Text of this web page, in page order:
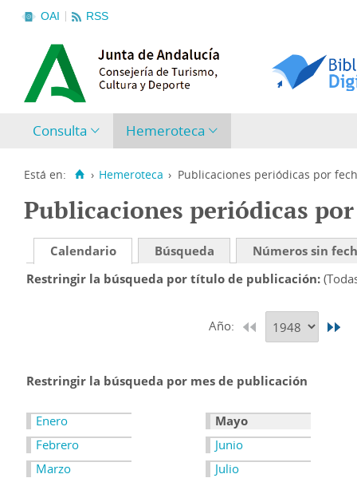
OAI RSS
Consulta Hemeroteca
Está en: › Hemeroteca › Publicaciones periódicas por
Publicaciones periódicas
Calendario Búsqueda
Números sin
Restringir la búsqueda por título de publicación
Año:
Restringir la búsqueda por mes de publicación
Enero
Febrero
Marzo
Mayo
Junio
Julio